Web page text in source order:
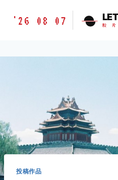
胶
味
'26 08 07 胶 片
投稿作品